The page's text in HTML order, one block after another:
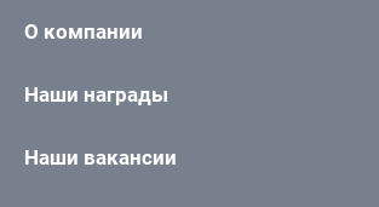
О компании
Наши награды
Наши вакансии